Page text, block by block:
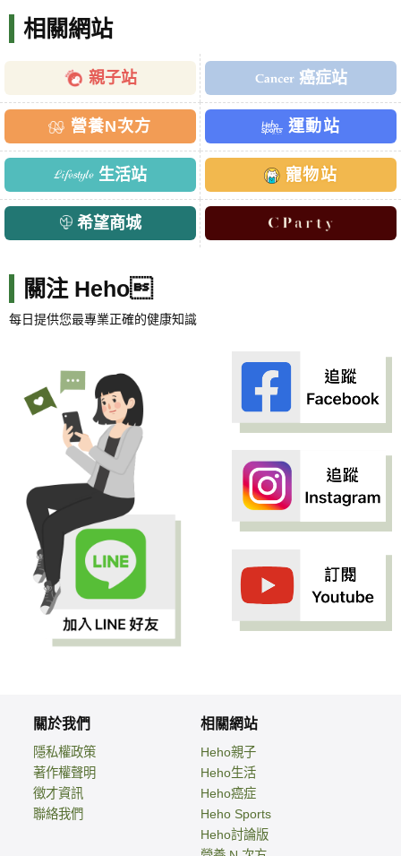
相關網站
親子站 癌症站
營養N次方 運動站
生活站 寵物站
希望商城
關注 Heho
每日提供您最專業正確的健康知識
關於我們
隱私權政策
著作權聲明
徵才資訊
聯絡我們
相關網站
Heho親子
Heho生活
Heho癌症
Heho Sports
Heho討論版